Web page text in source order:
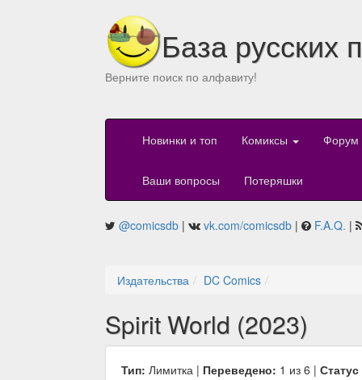
База русских
Верните поиск по алфавиту!
Новинки и топ Комиксы Форум
Ваши вопросы Потеряшки
@comicsdb | vk.com/comicsdb | F.A.Q. |
Издательства DC Comics
Spirit World (2023)
Тип: Лимитка | Переведено: 1 из 6 |